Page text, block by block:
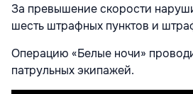
За превышение скорости
шесть штрафных пунктов и
Операцию «Белые ночи»
патрульных экипажей.